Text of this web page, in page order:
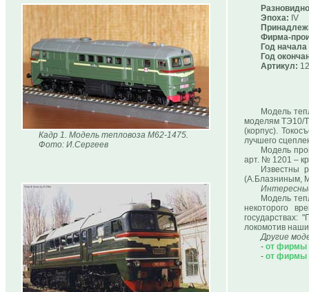
Кадр 1. Модель тепловоза М62-1475.
Фото: И.Сергеев
Эпоха: IV
Фирма-
Год
Год
Артикул:
Модель
моделям ТЭ10/
(корпус).
лучшего
Модель
арт. № 1201 –
Известны
(А.Блазниным,
Модель
некоторого
государствах:
локомотив
Другие
- от фирмы
- от фирмы